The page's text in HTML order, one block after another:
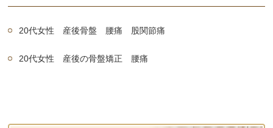
20代女性 産後骨盤 腰痛 股関節痛
20代女性 産後の骨盤矯正 腰痛